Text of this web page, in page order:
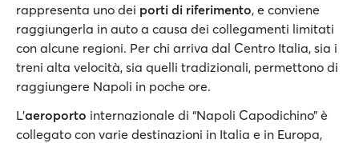
rappresenta uno dei porti di riferimento, e conviene
raggiungerla in auto a causa dei collegamenti limitati
con alcune regioni. Per chi arriva dal Centro Italia, sia i
treni alta velocità, sia quelli tradizionali, permettono di
raggiungere Napoli in poche ore.
L'aeroporto internazionale di “Napoli Capodichino” è
collegato con varie destinazioni in Italia e in Europa,